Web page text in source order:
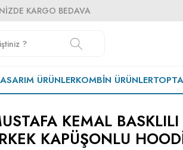
KARGO BEDAVA
ÜRÜNLERKOMBIN ÜRÜNLER
KEMAL
KAPÜŞONLU